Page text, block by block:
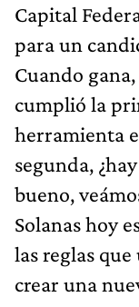
Capital
para un
Cuando
cumplió la
herramienta
segunda,
bueno,
Solanas hoy
las reglas
crear una